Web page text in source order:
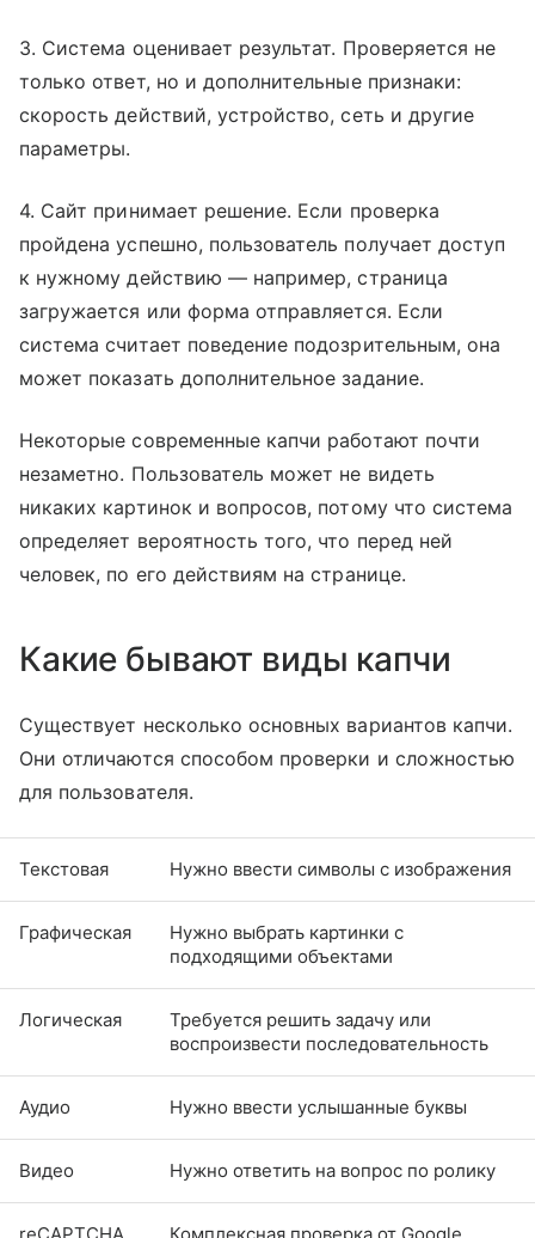
3. Система оценивает результат. Проверяется не
только ответ, но и дополнительные признаки:
скорость действий, устройство, сеть и другие
параметры.
4. Сайт принимает решение. Если проверка
пройдена успешно, пользователь получает доступ
к нужному действию — например, страница
загружается или форма отправляется. Если
система считает поведение подозрительным, она
может показать дополнительное задание.
Некоторые современные капчи работают почти
незаметно. Пользователь может не видеть
никаких картинок и вопросов, потому что система
определяет вероятность того, что перед ней
человек, по его действиям на странице.
Какие бывают виды капчи
Существует несколько основных вариантов капчи.
Они отличаются способом проверки и сложностью
для пользователя.
Текстовая Нужно ввести символы с изображения
Графическая
Нужно выбрать картинки с
подходящими объектами
Логическая
Требуется решить задачу или
воспроизвести последовательность
Аудио Нужно ввести услышанные буквы
Видео Нужно ответить на вопрос по ролику